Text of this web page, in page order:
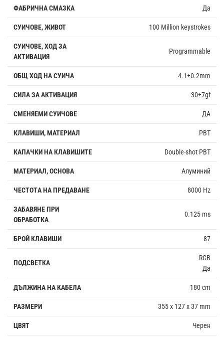
ФАБРИЧНА СМАЗКА Да
СУИЧОВЕ, ЖИВОТ 100 Million keystrokes
СУИЧОВЕ, ХОД ЗА
АКТИВАЦИЯ
Programmable
ОБЩ ХОД НА СУИЧА 4.1±0.2mm
СИЛА ЗА АКТИВАЦИЯ 30±7gf
СМЕНЯЕМИ СУИЧОВЕ ДА
КЛАВИШИ, МАТЕРИАЛ PBT
КАПАЧКИ НА КЛАВИШИТЕ Double-shot PBT
МАТЕРИАЛ, ОСНОВА Алуминий
ЧЕСТОTА НА ПРЕДАВАНЕ 8000 Hz
ЗАБАВЯНЕ ПРИ
ОБРАБОТКА
0.125 ms
БРОЙ КЛАВИШИ 87
ПОДСВЕТКА
RGB
Да
ДЪЛЖИНА НА КАБЕЛА 180 cm
РАЗМЕРИ 355 x 127 x 37 mm
ЦВЯТ Черен